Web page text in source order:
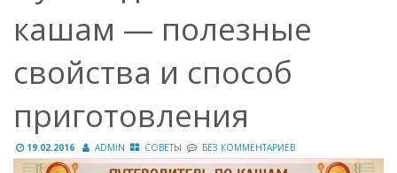
кашам — полезные
свойства и способ
приготовления
19.02.2016 ADMIN СОВЕТЫ БЕЗ КОММЕНТАРИЕВ